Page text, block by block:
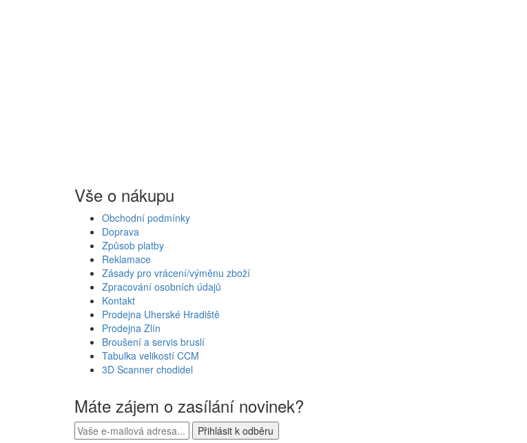
Vše o nákupu
Obchodní podmínky
Doprava
Způsob platby
Reklamace
Zásady pro vrácení/výměnu zboží
Zpracování osobních údajů
Kontakt
Prodejna Uherské Hradiště
Prodejna Zlín
Broušení a servis bruslí
Tabulka velikostí CCM
3D Scanner chodidel
Máte zájem o zasílání novinek?